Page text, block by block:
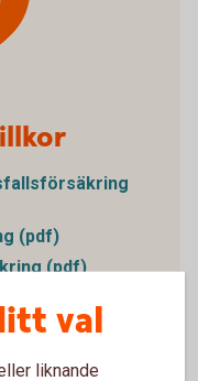
(pdf)
(pdf)
val
liknande